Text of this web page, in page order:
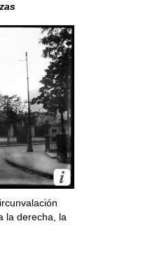
la derecha, la